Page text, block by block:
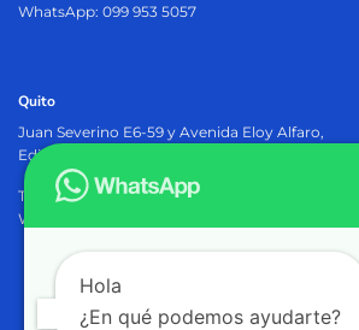
WhatsApp: 099 953 5057
Quito
Juan Severino E6-59 y Avenida Eloy Alfaro,
Edificio Osiris Plaza, PB.
Teléfono: 02-2905402
WhatsApp: 099 953 5057
Hola
¿En qué podemos ayudarte?